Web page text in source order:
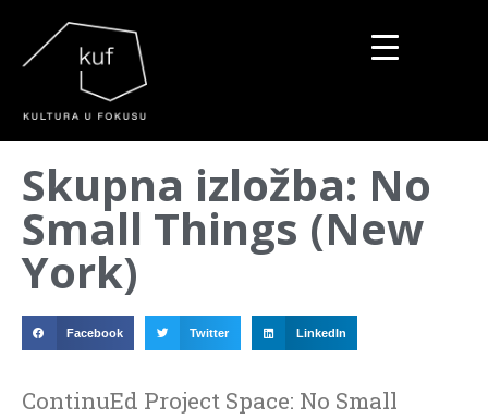
Skupna izložba: No
Small Things (New
York)
Facebook Twitter LinkedIn
ContinuEd Project Space: No Small
▼
▼